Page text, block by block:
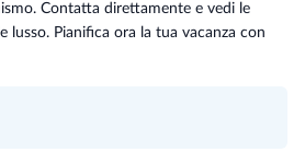
Contatta direttamente e vedi le
lusso. Pianifica ora la tua vacanza con